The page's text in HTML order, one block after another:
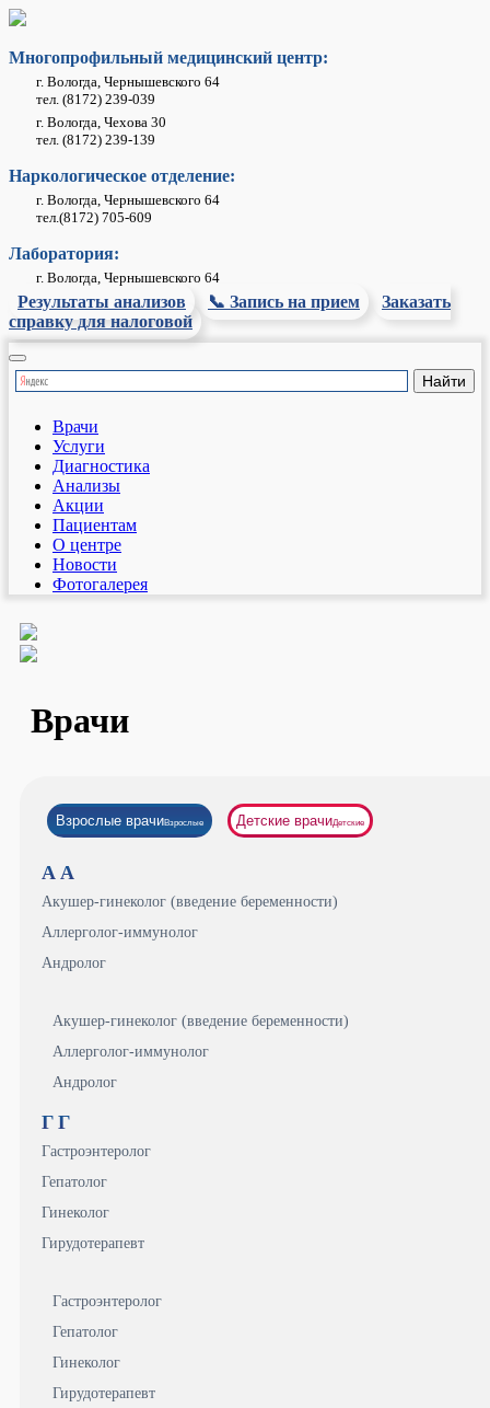
Многопрофильный медицинский центр:
г. Вологда, Чернышевского 64
тел. (8172) 239-039
г. Вологда, Чехова 30
тел. (8172) 239-139
Наркологическое отделение:
г. Вологда, Чернышевского 64
тел.(8172) 705-609
Лаборатория:
г. Вологда, Чернышевского 64
Результаты анализов 📞 Запись на прием
Заказать
справку для налоговой
Врачи
Услуги
Диагностика
Анализы
Акции
Пациентам
О центре
Новости
Фотогалерея
Врачи
Взрослые врачиВзрослые Детские врачиДетские
А А
Акушер-гинеколог (введение беременности)
Аллерголог-иммунолог
Андролог
Акушер-гинеколог (введение беременности)
Аллерголог-иммунолог
Андролог
Г Г
Гастроэнтеролог
Гепатолог
Гинеколог
Гирудотерапевт
Гастроэнтеролог
Гепатолог
Гинеколог
Гирудотерапевт